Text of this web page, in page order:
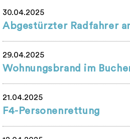
30.04.2025
Abgestürzter Radfahrer
29.04.2025
Wohnungsbrand im
21.04.2025
F4-Personenrettung